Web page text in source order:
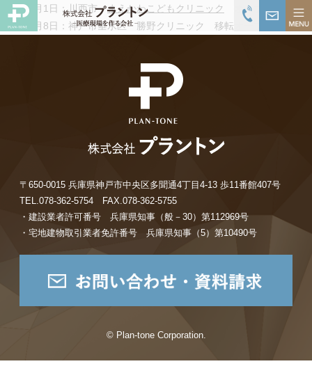
H29年5月1日：川西市まえかわこどもクリニック
オープンしました
H29年5月8日：神戸市垂水区 勝野クリニック 移転オープンしました
〒650-0015 兵庫県神戸市中央区多聞通4丁目4-13 歩11番館407号
TEL.078-362-5754 FAX.078-362-5755
・建設業者許可番号 兵庫県知事（般－30）第112969号
・宅地建物取引業者免許番号 兵庫県知事（5）第10490号
© Plan-tone Corporation.